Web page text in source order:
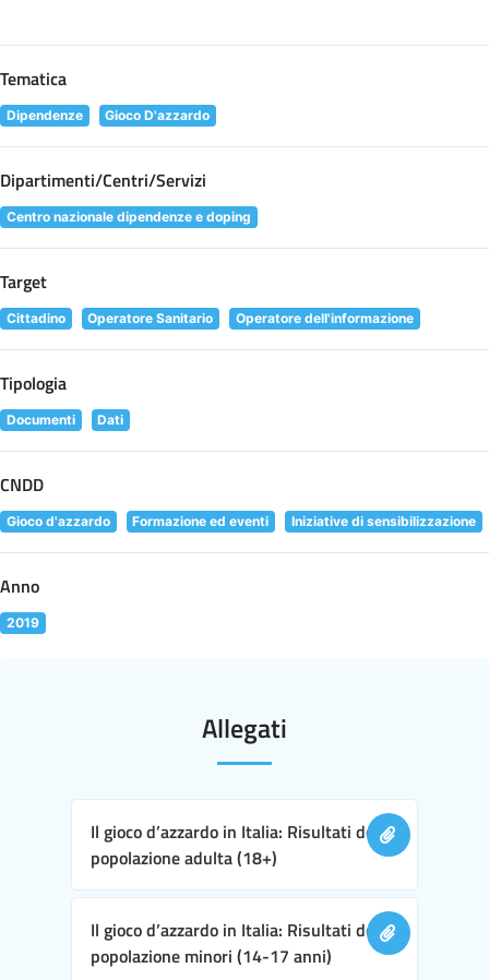
Tematica
Dipendenze Gioco D'azzardo
Dipartimenti/Centri/Servizi
Centro nazionale dipendenze e doping
Target
Cittadino Operatore Sanitario Operatore dell'informazione
Tipologia
Documenti Dati
CNDD
Gioco d'azzardo Formazione ed eventi Iniziative di sensibilizzazione
Anno
2019
Allegati
Il gioco d’azzardo in Italia: Risultati della
popolazione adulta (18+)
Il gioco d’azzardo in Italia: Risultati della
popolazione minori (14-17 anni)